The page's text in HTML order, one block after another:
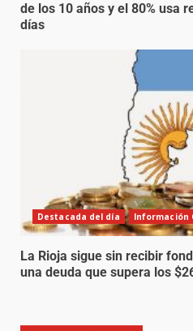
de los 10 años y el 80% usa
días
Destacada del día Información
La Rioja sigue sin recibir
una deuda que supera los